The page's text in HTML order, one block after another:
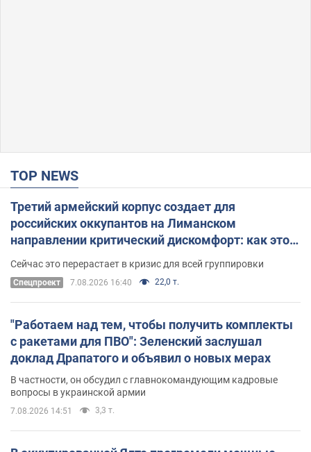
TOP NEWS
Третий армейский корпус создает для
российских оккупантов на Лиманском
направлении критический дискомфорт: как это
удалось
Сейчас это перерастает в кризис для всей группировки
Спецпроект 7.08.2026 16:40 22,0 т.
"Работаем над тем, чтобы получить комплекты
с ракетами для ПВО": Зеленский заслушал
доклад Драпатого и объявил о новых мерах
В частности, он обсудил с главнокомандующим кадровые
вопросы в украинской армии
7.08.2026 14:51 3,3 т.